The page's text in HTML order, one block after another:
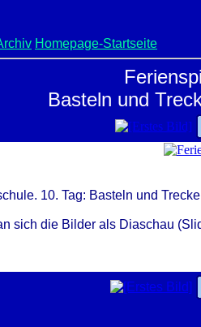
Homepage-Startseite
Basteln und
10. Tag: Basteln und
sich die Bilder als Diaschau